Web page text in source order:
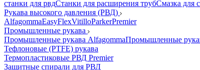
станки для рвдСтанки для расширения трубСмазка для
Рукава высокого давления (РВД)
AlfagommaEasyFlexVitilloParkerPremier
Промышленные рукава
Промышленные рукава AlfagommaПромышленные
Тефлоновые (PTFE) рукава
Термопластиковые РВД Premier
Защитные спирали для РВД